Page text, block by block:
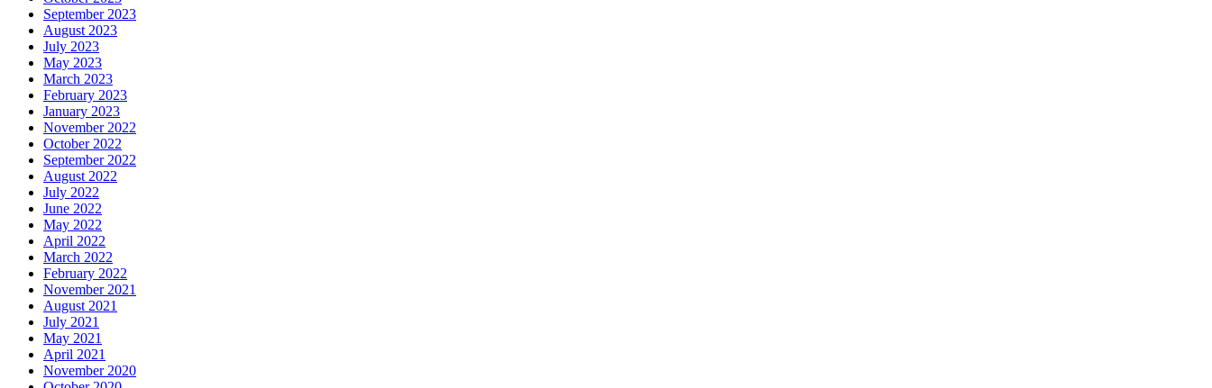
September 2023
August 2023
July 2023
May 2023
March 2023
February 2023
January 2023
November 2022
October 2022
September 2022
August 2022
July 2022
June 2022
May 2022
April 2022
March 2022
February 2022
November 2021
August 2021
July 2021
May 2021
April 2021
November 2020